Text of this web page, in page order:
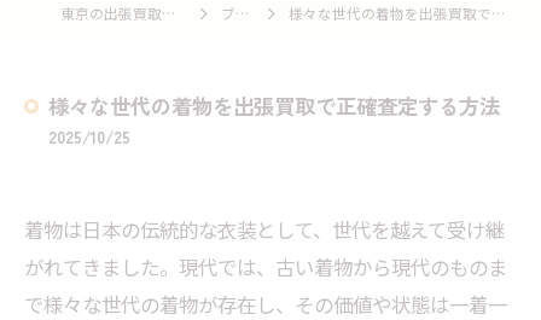
東京の出張買取ならもみじ ブログ 様々な世代の着物を出張買取で正確査定する方法
様々な世代の着物を出張買取で正確査定する方法
2025/10/25
着物は日本の伝統的な衣装として、世代を越えて受け継
がれてきました。現代では、古い着物から現代のものま
で様々な世代の着物が存在し、その価値や状態は一着一